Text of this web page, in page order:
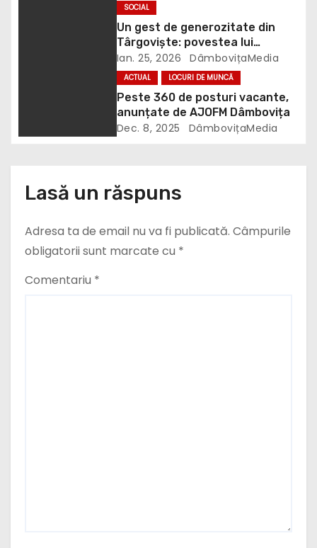
e
SOCIAL
Un gest de generozitate din
Târgoviște: povestea lui
Bogdan Ciontea
Ian. 25, 2026 DâmbovițaMedia
ACTUAL LOCURI DE MUNCĂ
Peste 360 de posturi vacante,
anunțate de AJOFM Dâmbovița
Dec. 8, 2025 DâmbovițaMedia
Lasă un răspuns
Adresa ta de email nu va fi publicată. Câmpurile
obligatorii sunt marcate cu *
Comentariu *